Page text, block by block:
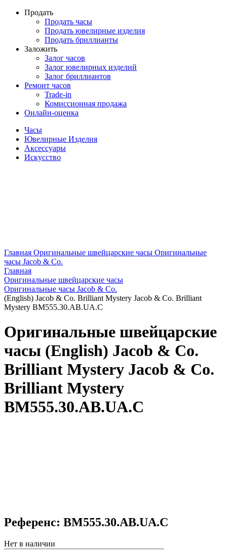
Продать
Продать часы
Продать ювелирные изделия
Продать бриллианты
Заложить
Залог часов
Залог ювелирных изделий
Залог бриллиантов
Ремонт часов
Trade-in
Комиссионная продажа
Онлайн-оценка
Часы
Ювелирные Изделия
Аксессуары
Искусство
Главная Оригинальные швейцарские часы Оригинальные
часы Jacob & Co.
Главная
Оригинальные швейцарские часы
Оригинальные часы Jacob & Co.
(English) Jacob & Co. Brilliant Mystery Jacob & Co. Brilliant
Mystery BM555.30.AB.UA.C
Оригинальные швейцарские
часы (English) Jacob & Co.
Brilliant Mystery Jacob & Co.
Brilliant Mystery
BM555.30.AB.UA.C
Референс: BM555.30.AB.UA.C
Нет в наличии